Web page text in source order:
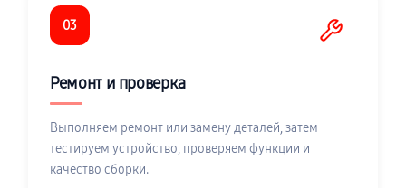
03
Ремонт и проверка
Выполняем ремонт или замену деталей, затем
тестируем устройство, проверяем функции и
качество сборки.